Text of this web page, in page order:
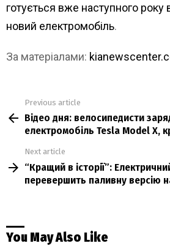
готується вже наступного року
новий електромобіль.
За матеріалами:
more
Previous article
Відео дня: велосипедисти
електромобіль Tesla Model X,
Next article
“Кращий в історії”:
перевершить паливну версію
You May Also Like